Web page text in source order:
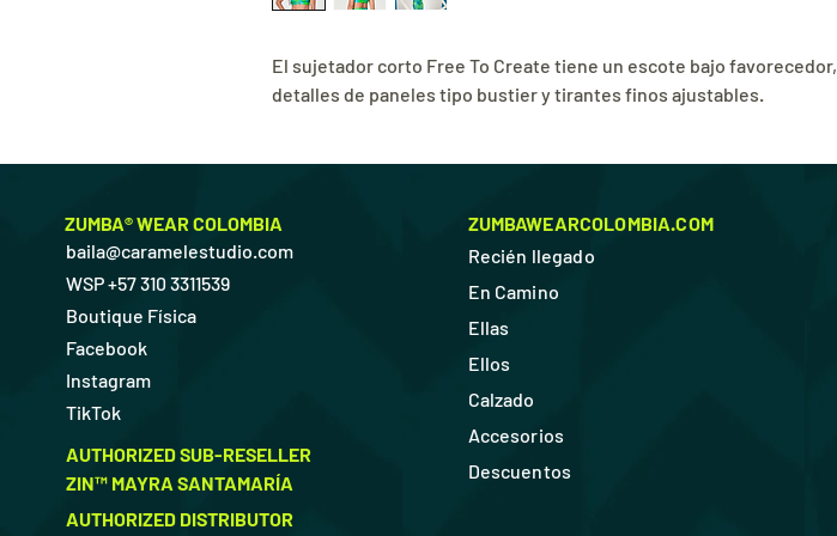
El sujetador corto Free To Create tiene un escote bajo favorecedor,
detalles de paneles tipo bustier y tirantes finos ajustables.
baila@caramelestudio.com
WSP +57 310 3311539
Boutique Física
Facebook
Instagram
TikTok
ZUMBA® WEAR COLOMBIA
AUTHORIZED SUB-RESELLER
ZIN™ MAYRA SANTAMARÍA
AUTHORIZED DISTRIBUTOR
Recién llegado
En Camino
Ellas
Ellos
Calzado
Accesorios
Descuentos
ZUMBAWEARCOLOMBIA.COM